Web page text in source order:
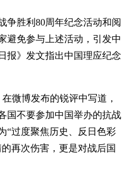
争胜利80周年纪念活动和阅
避免参与上述活动，引发中
报》发文指出中国理应纪念
微博发布的锐评中写道，
国不要参加中国举办的抗战
“过度聚焦历史、反日色彩
再次伤害，更是对战后国